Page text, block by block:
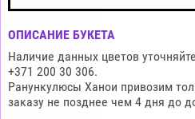
ОПИСАНИЕ БУКЕТА
Наличие данных цветов
+371 200 30 306.
Ранункулюсы Ханои привозим
заказу не позднее чем 4 дня до